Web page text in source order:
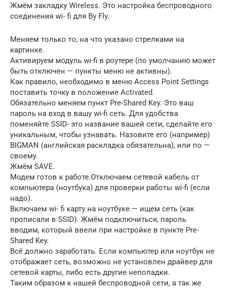
Жмём закладку Wireless. Это настройка беспроводного
соединения wi- fi для By Fly.
Меняем только то, на что указано стрелками на
картинке.
Активируем модуль wi-fi в роутере (по умолчанию может
быть отключен — пункты меню не активны).
Как правило, необходимо в меню Access Point Settings
поставить точку в положение Activated.
Обязательно меняем пункт Pre-Shared Key. Это ваш
пароль на вход в вашу wi-fi сеть. Для удобства
поменяйте SSID- это название вашей сети, сделайте его
уникальным, чтобы узнавать. Назовите его (например)
BIGMAN (английская раскладка обязательна), или по —
своему.
Жмём SAVE.
Модем готов к работе.Отключаем сетевой кабель от
компьютера (ноутбука) для проверки работы wi-fi (если
надо).
Включаем wi- fi карту на ноутбуке — ищем сеть (как
прописали в SSID). Жмём подключиться, пароль
вводим, который ввели при настройке в пункте Pre-
Shared Key.
Всё должно заработать. Если компьютер или ноутбук не
отображает сеть, возможно не установлен драйвер для
сетевой карты, либо есть другие неполадки.
Таким образом к нашей беспроводной сети, а так же